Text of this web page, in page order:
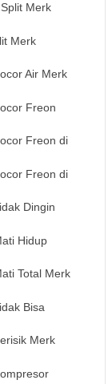
Merk
Merk
Air Merk
Freon
Freon di
Freon di
Dingin
Hidup
Total Merk
Bisa
Merk